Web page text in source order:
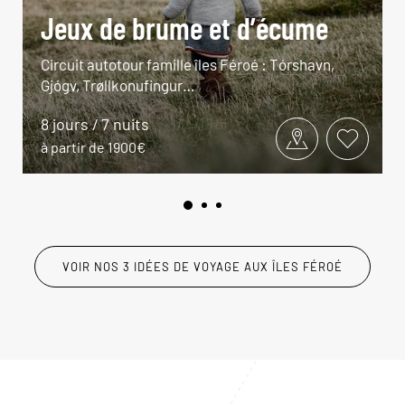
Jeux de brume et d’écume
Circuit autotour famille îles Féroé : Tórshavn,
Gjógv, Trøllkonufingur…
8 jours / 7 nuits
à partir de 1900€
VOIR NOS 3 IDÉES DE VOYAGE AUX ÎLES FÉROÉ